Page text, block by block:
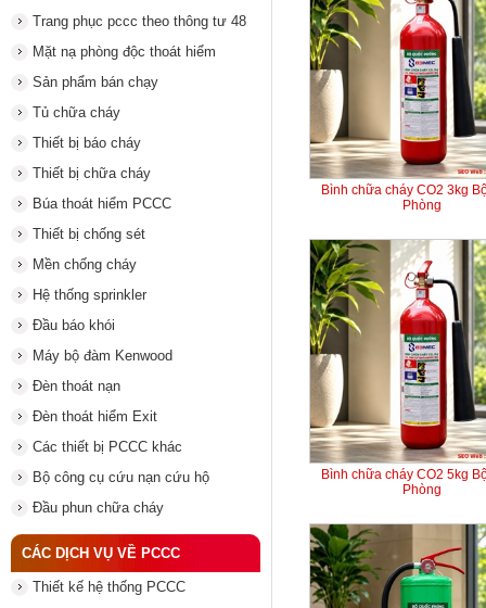
Trang phục pccc theo thông tư 48
Mặt nạ phòng độc thoát hiểm
Sản phẩm bán chạy
Tủ chữa cháy
Thiết bị báo cháy
Thiết bị chữa cháy
Búa thoát hiểm PCCC
Thiết bị chống sét
Mền chống cháy
Hệ thống sprinkler
Đầu báo khói
Máy bộ đàm Kenwood
Đèn thoát nạn
Đèn thoát hiểm Exit
Các thiết bị PCCC khác
Bộ công cụ cứu nạn cứu hộ
Đầu phun chữa cháy
CÁC DỊCH VỤ VỀ PCCC
Thiết kế hệ thống PCCC
Bình chữa cháy CO2 3kg
Phòng
Bình chữa cháy CO2 5kg
Phòng